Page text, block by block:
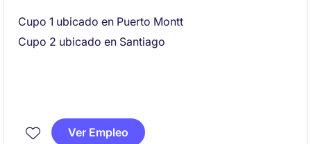
Puerto Montt y Santiago
Cupo 1 ubicado en Puerto Montt
Cupo 2 ubicado en Santiago
Ver Empleo